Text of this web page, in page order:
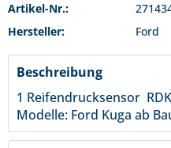
Artikel-Nr.:
Hersteller:
Ford
Beschreibung
1 Reifendrucksensor
Modelle: Ford Kuga ab